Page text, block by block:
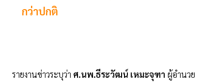
กว่าปกติ
รายงานข่าวระบุว่า ศ.นพ.ธีระวัฒน์ เหมะจุฑา ผู้อำนวย